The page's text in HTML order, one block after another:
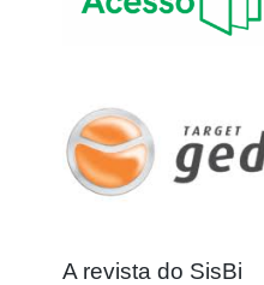
A revista do SisBi